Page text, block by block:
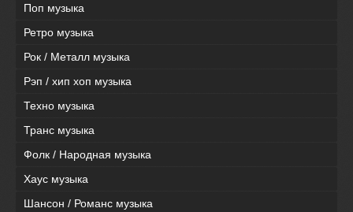
Поп музыка
Ретро музыка
Рок / Металл музыка
Рэп / хип хоп музыка
Техно музыка
Транс музыка
Фолк / Народная музыка
Хаус музыка
Шансон / Романс музыка